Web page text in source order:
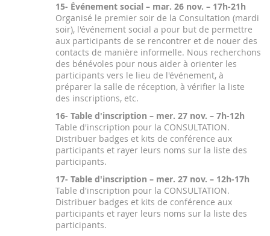
15- Événement social – mar. 26 nov. – 17h-21h
Organisé le premier soir de la Consultation (mardi
soir), l'événement social a pour but de permettre
aux participants de se rencontrer et de nouer des
contacts de manière informelle. Nous recherchons
des bénévoles pour nous aider à orienter les
participants vers le lieu de l'événement, à
préparer la salle de réception, à vérifier la liste
des inscriptions, etc.
16- Table d'inscription – mer. 27 nov. – 7h-12h
Table d'inscription pour la CONSULTATION.
Distribuer badges et kits de conférence aux
participants et rayer leurs noms sur la liste des
participants.
17- Table d'inscription – mer. 27 nov. – 12h-17h
Table d'inscription pour la CONSULTATION.
Distribuer badges et kits de conférence aux
participants et rayer leurs noms sur la liste des
participants.